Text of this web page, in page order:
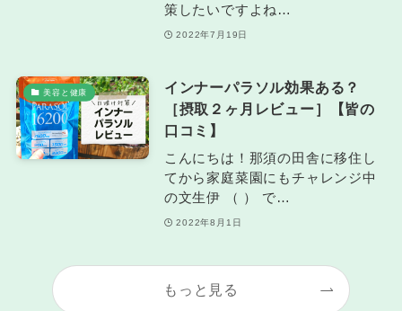
策したいですよね…
2022年7月19日
美容と健康
インナーパラソル効果ある？
［摂取２ヶ月レビュー］【皆の
口コミ】
こんにちは！那須の田舎に移住し
てから家庭菜園にもチャレンジ中
の文生伊 （ ） で…
2022年8月1日
もっと見る